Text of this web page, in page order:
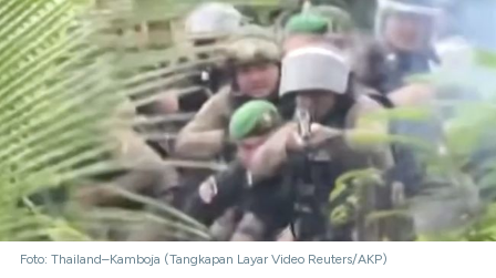
Foto: Thailand–Kamboja (Tangkapan Layar Video Reuters/AKP)